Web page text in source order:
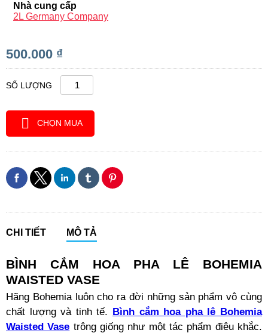
Nhà cung cấp
2L Germany Company
500.000 ₫
SỐ LƯỢNG
CHỌN MUA
CHI TIẾT MÔ TẢ
BÌNH CẮM HOA PHA LÊ BOHEMIA
WAISTED VASE
Hãng Bohemia luôn cho ra đời những sản phẩm vô cùng
chất lượng và tinh tế. Bình cắm hoa pha lê Bohemia
Waisted Vase trông giống như một tác phẩm điêu khắc.